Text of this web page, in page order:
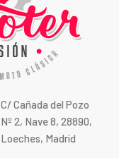
C/ Cañada del Pozo
Nº 2, Nave 8, 28890,
Loeches, Madrid